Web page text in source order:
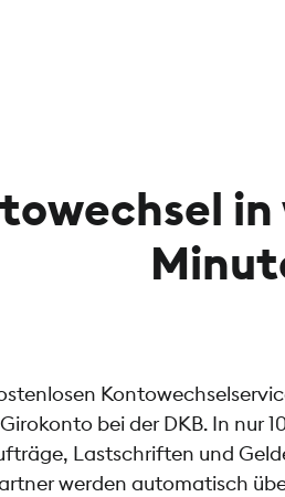
in
bei der DKB. In nur
Lastschriften und
werden automatisch